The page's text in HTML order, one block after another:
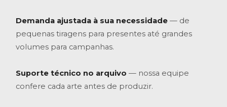
Demanda ajustada à sua necessidade — de
pequenas tiragens para presentes até grandes
volumes para campanhas.
Suporte técnico no arquivo — nossa equipe
confere cada arte antes de produzir.